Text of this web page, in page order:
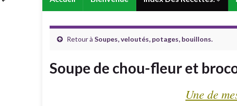
Retour à Soupes, veloutés, potages, bouillons.
Soupe de chou-fleur et
Une de